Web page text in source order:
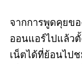
จากการพูดคุยขอ
ออนแอร์ไปแล้ว
เน็ตได้ที่ย้อนไป